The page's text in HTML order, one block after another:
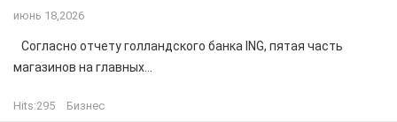
июнь 18,2026
Согласно отчету голландского банка ING, пятая часть
магазинов на главных...
Hits:295 Бизнес